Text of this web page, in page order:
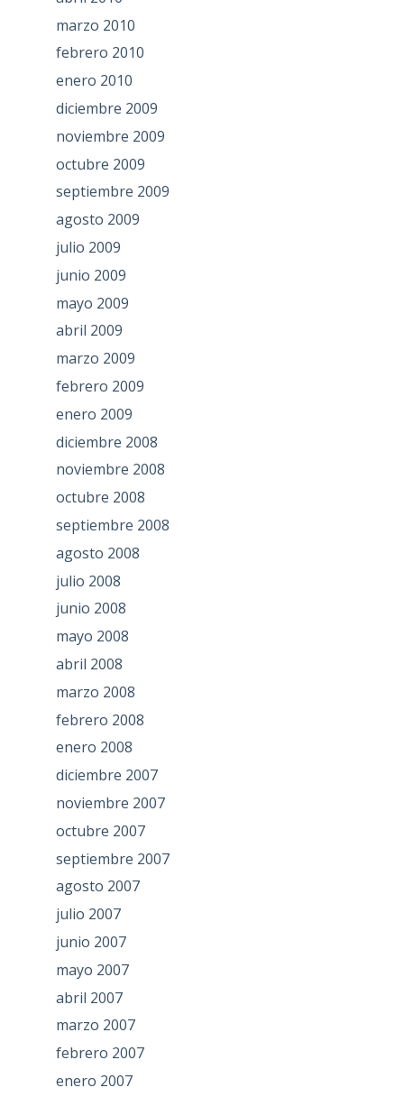
marzo 2010
febrero 2010
enero 2010
diciembre 2009
noviembre 2009
octubre 2009
septiembre 2009
agosto 2009
julio 2009
junio 2009
mayo 2009
abril 2009
marzo 2009
febrero 2009
enero 2009
diciembre 2008
noviembre 2008
octubre 2008
septiembre 2008
agosto 2008
julio 2008
junio 2008
mayo 2008
abril 2008
marzo 2008
febrero 2008
enero 2008
diciembre 2007
noviembre 2007
octubre 2007
septiembre 2007
agosto 2007
julio 2007
junio 2007
mayo 2007
abril 2007
marzo 2007
febrero 2007
enero 2007